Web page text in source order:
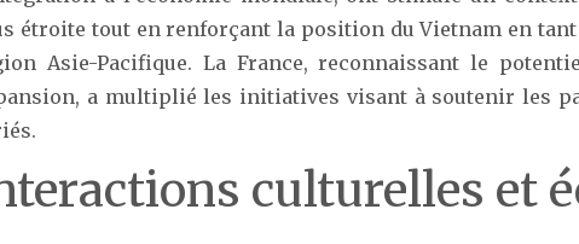
étroite tout en renforçant la position du Vietnam en tant
Asie-Pacifique. La France, reconnaissant le
a multiplié les initiatives visant à soutenir les
culturelles et